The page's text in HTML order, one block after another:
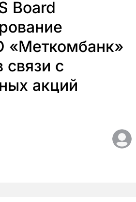
Board
«Меткомбанк»
связи с
акций